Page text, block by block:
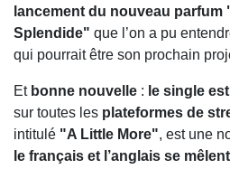
lancement du nouveau parfum
Splendide" que l’on a pu
qui pourrait être son prochain
Et bonne nouvelle : le single
sur toutes les plateformes de
intitulé "A Little More", est une
le français et l’anglais se